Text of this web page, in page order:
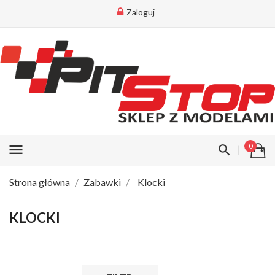
Zaloguj
menu 0
Strona główna Zabawki Klocki
KLOCKI